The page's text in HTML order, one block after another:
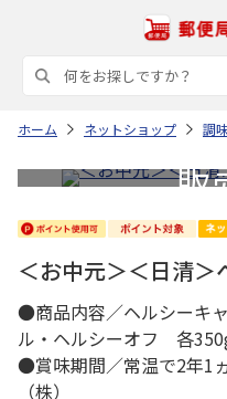
ホーム ネットショップ 調
＜お中元＞＜日清＞
●商品内容／ヘルシーキ
ル・ヘルシーオフ 各
●賞味期間／常温で2年1
（株）